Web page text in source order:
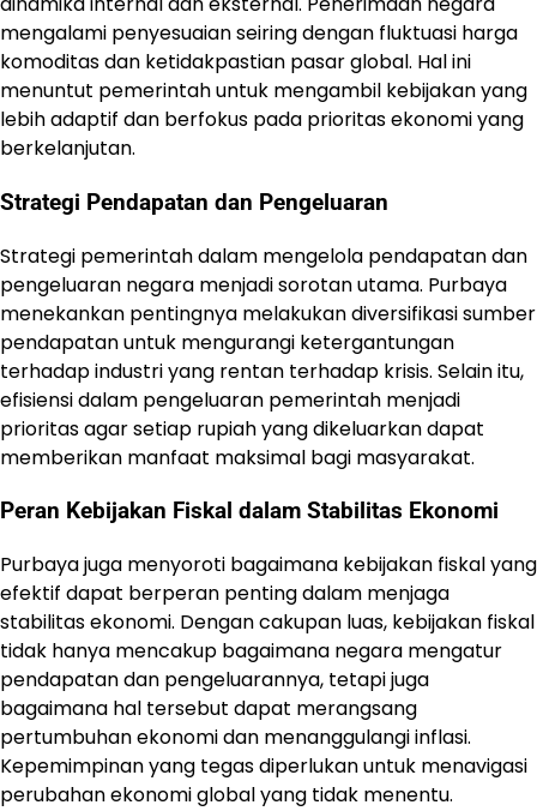
mengalami penyesuaian seiring dengan fluktuasi harga
komoditas dan ketidakpastian pasar global. Hal ini
menuntut pemerintah untuk mengambil kebijakan yang
lebih adaptif dan berfokus pada prioritas ekonomi yang
berkelanjutan.
Strategi Pendapatan dan Pengeluaran
Strategi pemerintah dalam mengelola pendapatan dan
pengeluaran negara menjadi sorotan utama. Purbaya
menekankan pentingnya melakukan diversifikasi sumber
pendapatan untuk mengurangi ketergantungan
terhadap industri yang rentan terhadap krisis. Selain itu,
efisiensi dalam pengeluaran pemerintah menjadi
prioritas agar setiap rupiah yang dikeluarkan dapat
memberikan manfaat maksimal bagi masyarakat.
Peran Kebijakan Fiskal dalam Stabilitas Ekonomi
Purbaya juga menyoroti bagaimana kebijakan fiskal yang
efektif dapat berperan penting dalam menjaga
stabilitas ekonomi. Dengan cakupan luas, kebijakan fiskal
tidak hanya mencakup bagaimana negara mengatur
pendapatan dan pengeluarannya, tetapi juga
bagaimana hal tersebut dapat merangsang
pertumbuhan ekonomi dan menanggulangi inflasi.
Kepemimpinan yang tegas diperlukan untuk menavigasi
perubahan ekonomi global yang tidak menentu.